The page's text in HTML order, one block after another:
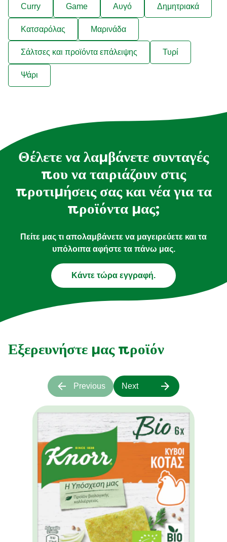
Curry Game Αυγό Δημητριακά
Κατσαρόλας Μαρινάδα
Σάλτσες και προϊόντα επάλειψης Τυρί
Ψάρι
Θέλετε να λαμβάνετε συνταγές
που να ταιριάζουν στις
προτιμήσεις σας και νέα για τα
Πείτε μας τι απολαμβάνετε να μαγειρεύετε και τα
υπόλοιπα αφήστε τα πάνω μας.
Κάντε τώρα εγγραφή.
Previous Next